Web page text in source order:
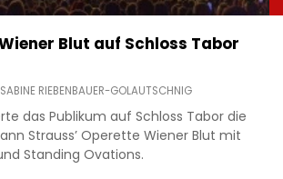
Blut auf Schloss Tabor
SABINE RIEBENBAUER-GOLAUTSCHNIG
das Publikum auf Schloss Tabor die
Strauss’ Operette Wiener Blut mit
Standing Ovations.